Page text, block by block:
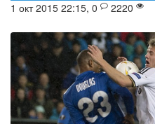
1 окт 2015 22:15, 0 2220